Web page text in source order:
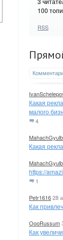
100
RSS
Какая
малого
4
Какая
https://
1
Petr161628
Как
OooRussum
Как